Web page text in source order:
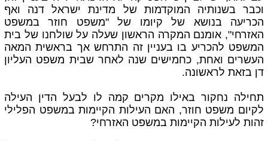
וכבר בשנותיה המוקדמות של מדינת ישראל דנה ואף
הכריעה בנושא של קיומו של "משפט חוזר במשפט
האזרחי", אומנם המקרה הראשון שעלה על שולחנו של בית
המשפט להכריע בו בעניין זה התרחש אך בראשית המאה
העשרים ואחת, כחמישים שנה לאחר שבית משפט העליון
דן בזאת לראשונה.
תחילה נחקור באילו מקרים קמה לו לבעל הדין העילה
לקיום משפט חוזר, האם העילות הקיימות במשפט הפלילי
זהות לעילות הקיימות במשפט האזרחי?